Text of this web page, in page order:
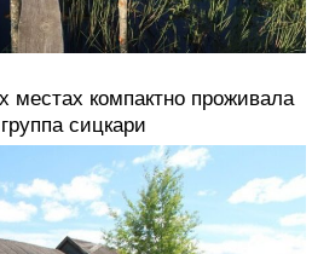
местах компактно проживала
сицкари